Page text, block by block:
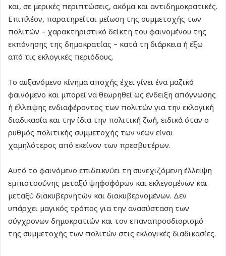
και, σε μερικές περιπτώσεις, ακόμα και αντιδημοκρατικές.
Επιπλέον, παρατηρείται μείωση της συμμετοχής των
πολιτών – χαρακτηριστικό δείκτη του φαινομένου της
εκπόνησης της δημοκρατίας – κατά τη διάρκεια ή έξω
από τις εκλογικές περιόδους.
Το αυξανόμενο κίνημα αποχής έχει γίνει ένα μαζικό
φαινόμενο και μπορεί να θεωρηθεί ως ένδειξη απόγνωσης
ή έλλειψης ενδιαφέροντος των πολιτών για την εκλογική
διαδικασία και την ίδια την πολιτική ζωή, ειδικά όταν ο
ρυθμός πολιτικής συμμετοχής των νέων είναι
χαμηλότερος από εκείνον των πρεσβυτέρων.
Αυτό το φαινόμενο επιδεικνύει τη συνεχιζόμενη έλλειψη
εμπιστοσύνης μεταξύ ψηφοφόρων και εκλεγομένων και
μεταξύ διακυβερνητών και διακυβερνομένων. Δεν
υπάρχει μαγικός τρόπος για την ανασύσταση των
σύγχρονων δημοκρατιών και τον επαναπροσδιορισμό
της συμμετοχής των πολιτών στις εκλογικές διαδικασίες.